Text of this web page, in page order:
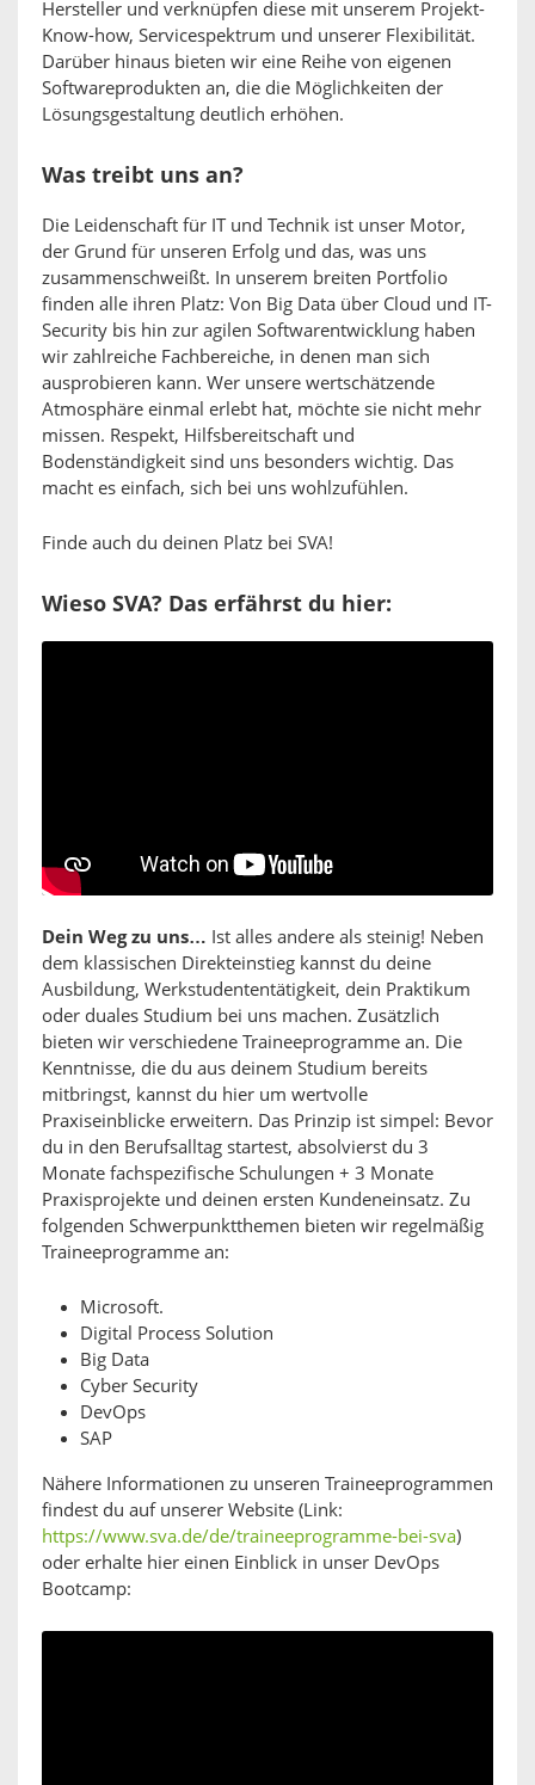
Hersteller und verknüpfen diese mit unserem Projekt-
Know-how, Servicespektrum und unserer Flexibilität.
Darüber hinaus bieten wir eine Reihe von eigenen
Softwareprodukten an, die die Möglichkeiten der
Lösungsgestaltung deutlich erhöhen.
Was treibt uns an?
Die Leidenschaft für IT und Technik ist unser Motor,
der Grund für unseren Erfolg und das, was uns
zusammenschweißt. In unserem breiten Portfolio
finden alle ihren Platz: Von Big Data über Cloud und IT-
Security bis hin zur agilen Softwarentwicklung haben
wir zahlreiche Fachbereiche, in denen man sich
ausprobieren kann. Wer unsere wertschätzende
Atmosphäre einmal erlebt hat, möchte sie nicht mehr
missen. Respekt, Hilfsbereitschaft und
Bodenständigkeit sind uns besonders wichtig. Das
macht es einfach, sich bei uns wohlzufühlen.
Finde auch du deinen Platz bei SVA!
Wieso SVA? Das erfährst du hier:
Dein Weg zu uns… Ist alles andere als steinig! Neben
dem klassischen Direkteinstieg kannst du deine
Ausbildung, Werkstudententätigkeit, dein Praktikum
oder duales Studium bei uns machen. Zusätzlich
bieten wir verschiedene Traineeprogramme an. Die
Kenntnisse, die du aus deinem Studium bereits
mitbringst, kannst du hier um wertvolle
Praxiseinblicke erweitern. Das Prinzip ist simpel: Bevor
du in den Berufsalltag startest, absolvierst du 3
Monate fachspezifische Schulungen + 3 Monate
Praxisprojekte und deinen ersten Kundeneinsatz. Zu
folgenden Schwerpunktthemen bieten wir regelmäßig
Traineeprogramme an:
Microsoft.
Digital Process Solution
Big Data
Cyber Security
DevOps
SAP
Nähere Informationen zu unseren Traineeprogrammen
findest du auf unserer Website (Link:
https://www.sva.de/de/traineeprogramme-bei-sva)
oder erhalte hier einen Einblick in unser DevOps
Bootcamp: